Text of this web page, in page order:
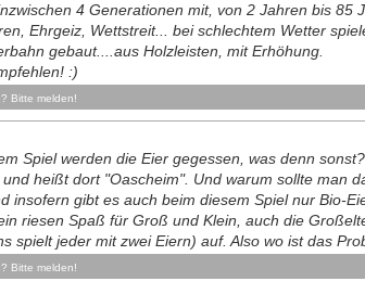
4 Generationen mit, von 2 Jahren bis 85
Ehrgeiz, Wettstreit... bei schlechtem Wetter
gebaut....aus Holzleisten, mit Erhöhung.
:)
Bitte melden!
Spiel werden die Eier gegessen, was denn
heißt dort "Oascheim". Und warum sollte man
insofern gibt es auch beim diesem Spiel nur Bio-
riesen Spaß für Groß und Klein, auch die
spielt jeder mit zwei Eiern) auf. Also wo ist das
Bitte melden!